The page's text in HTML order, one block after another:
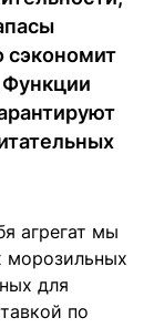
сэкономит
Функции
агрегат мы
морозильных
для
по